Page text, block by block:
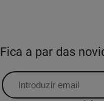
Fica a par das